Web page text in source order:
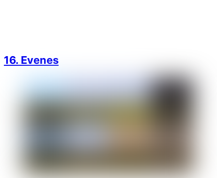
16. Evenes